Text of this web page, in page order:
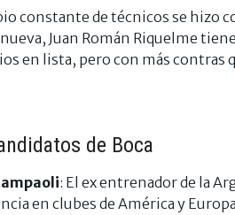
constante de técnicos se hizo
Juan Román Riquelme
en lista, pero con más contras
de Boca
: El ex entrenador de la
en clubes de América y